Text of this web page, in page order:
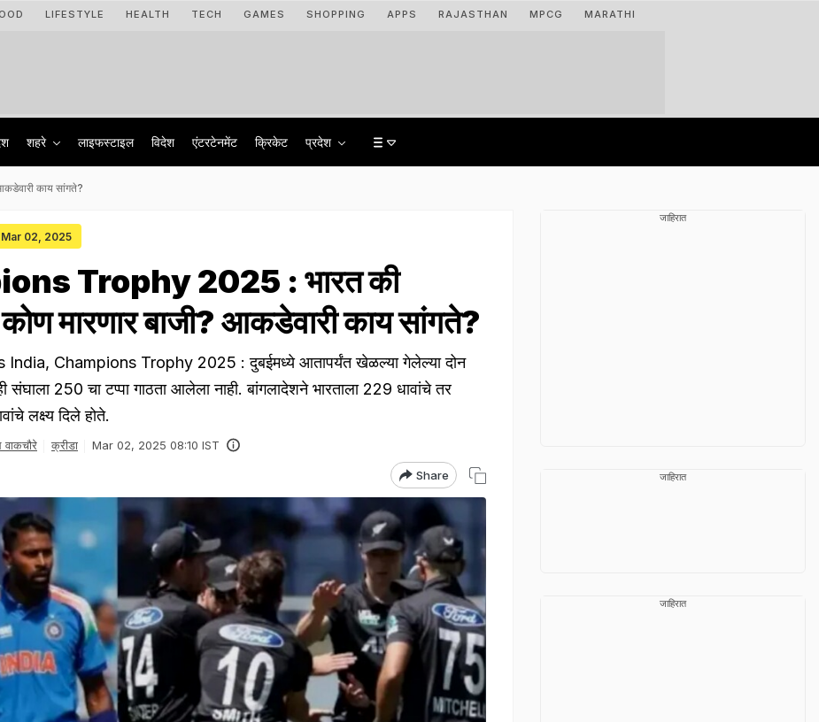
LIFESTYLE HEALTH TECH GAMES SHOPPING APPS RAJASTHAN MPCG MARATHI
शहरे लाइफस्टाइल विदेश एंटरटेनमेंट क्रिकेट प्रदेश
काय सांगते?
02, 2025
Trophy 2025 : भारत की
मारणार बाजी? आकडेवारी काय सांगते?
Champions Trophy 2025 : दुबईमध्ये आतापर्यंत खेळल्या गेलेल्या दोन
संघाला 250 चा टप्पा गाठता आलेला नाही. बांगलादेशने भारताला 229 धावांचे तर
लक्ष्य दिले होते.
वाकचौरे क्रीडा Mar 02, 2025 08:10 IST
Share
जाहिरात
जाहिरात
जाहिरात